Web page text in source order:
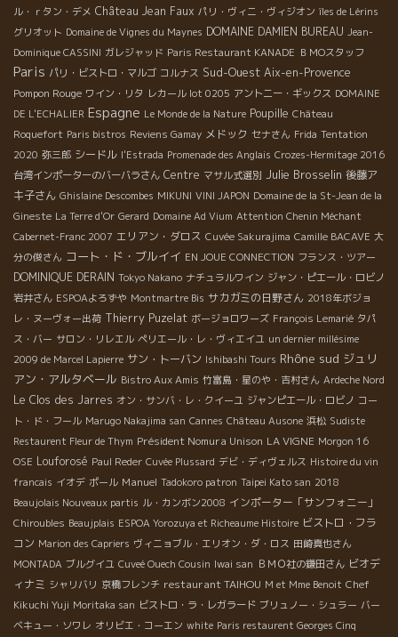
ル・ｒタン・デメ Château Jean Faux パリ・ヴィニ・ヴィジオン îles de Lérins
グリオット Domaine de Vignes du Maynes DOMAINE DAMIEN BUREAU Jean-
Dominique CASSINI ガレジャッド Paris Restaurant KANADE ＢＭОスタッフ
Paris パリ・ビストロ・マルゴ コルナス Sud-Ouest Aix-en-Provence
Pompon Rouge ワイン・リタ レカール lot 0205 アントニー・ギックス DOMAINE
DE L'ECHALIER Espagne Le Monde de la Nature Poupille Château
Roquefort Paris bistros Reviens Gamay メドック セナさん Frida Tentation
2020 弥三郎 シードル l'Estrada Promenade des Anglais Crozes-Hermitage 2016
台湾インポーターのバーバラさん Centre マサル式選別 Julie Brosselin 後藤ア
キ子さん Ghislaine Descombes MIKUNI VINI JAPON Domaine de la St-Jean de la
Gineste La Terre d'Or Gerard Domaine Ad Vium Attention Chenin Méchant
Cabernet-Franc 2007 エリアン・ダロス Cuvée Sakurajima Camille BACAVE 大
分の俊さん コート・ド・ブルイイ EN JOUE CONNECTION フランス・ツアー
DOMINIQUE DERAIN Tokyo Nakano ナチュラルワイン ジャン・ピエール・ロビノ
岩井さん ESPOAよろずや Montmartre Bis サカガミの日野さん 2018年ボジョ
レ・ヌーヴォー出荷 Thierry Puzelat ボージョロワーズ François Lemarié タパ
ス・バー サロン・リレエル ペリエール・レ・ヴィエイユ un dernier millésime
2009 de Marcel Lapierre サン・トーバン Ishibashi Tours Rhône sud ジュリ
アン・アルタベール Bistro Aux Amis 竹富島・星のや・吉村さん Ardeche Nord
Le Clos des Jarres オン・サンバ・レ・クイーユ ジャンピエール・ロビノ コー
ト・ド・フール Marugo Nakajima san Cannes Château Ausone 浜松 Sudiste
Restaurent Fleur de Thym Président Nomura Unison LA VIGNE Morgon 16
OSE Louforosé Paul Reder Cuvée Plussard デビ・ディヴェルス Histoire du vin
francais イオデ ポール Manuel Tadokoro patron Taipei Kato san 2018
Beaujolais Nouveaux partis ル・カンボン2008 インポーター「サンフォニー」
Chiroubles Beaujplais ESPOA Yorozuya et Richeaume Histoire ビストロ・フラ
コン Marion des Capriers ヴィニョブル・エリオン・ダ・ロス 田崎真也さん
MONTADA ブルグイユ Cuveé Ouech Cousin Iwai san ＢＭＯ社の鎌田さん ビオデ
ィナミ シャリバリ 京橋フレンチ restaurant TAIHOU M et Mme Benoit Chef
Kikuchi Yuji Moritaka san ビストロ・ラ・レガラード ブリュノー・シュラー バー
ベキュー・ソワレ オリビエ・コーエン white Paris restaurent Georges Cinq